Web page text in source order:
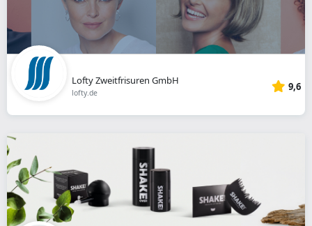
Lofty Zweitfrisuren GmbH
lofty.de 9,6